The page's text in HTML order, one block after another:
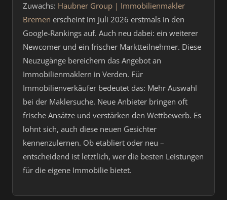
Zuwachs: Haubner Group | Immobilienmakler
Bremen erscheint im Juli 2026 erstmals in den
Google-Rankings auf. Auch neu dabei: ein weiterer
Newcomer und ein frischer Marktteilnehmer. Diese
Neuzugänge bereichern das Angebot an
Immobilienmaklern in Verden. Für
Immobilienverkäufer bedeutet das: Mehr Auswahl
bei der Maklersuche. Neue Anbieter bringen oft
frische Ansätze und verstärken den Wettbewerb. Es
lohnt sich, auch diese neuen Gesichter
kennenzulernen. Ob etabliert oder neu –
entscheidend ist letztlich, wer die besten Leistungen
für die eigene Immobilie bietet.